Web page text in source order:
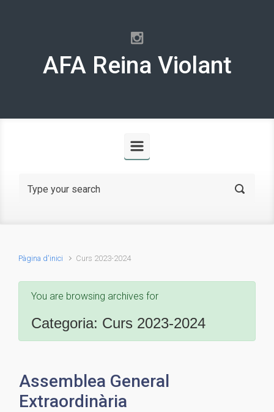
AFA Reina Violant
Pàgina d'inici Curs 2023-2024
You are browsing archives for
Categoria: Curs 2023-2024
Assemblea General
Extraordinària